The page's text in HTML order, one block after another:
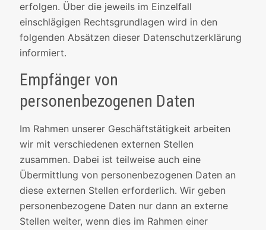
erfolgen. Über die jeweils im Einzelfall
einschlägigen Rechtsgrundlagen wird in den
folgenden Absätzen dieser Datenschutzerklärung
informiert.
Empfänger von
personenbezogenen Daten
Im Rahmen unserer Geschäftstätigkeit arbeiten
wir mit verschiedenen externen Stellen
zusammen. Dabei ist teilweise auch eine
Übermittlung von personenbezogenen Daten an
diese externen Stellen erforderlich. Wir geben
personenbezogene Daten nur dann an externe
Stellen weiter, wenn dies im Rahmen einer